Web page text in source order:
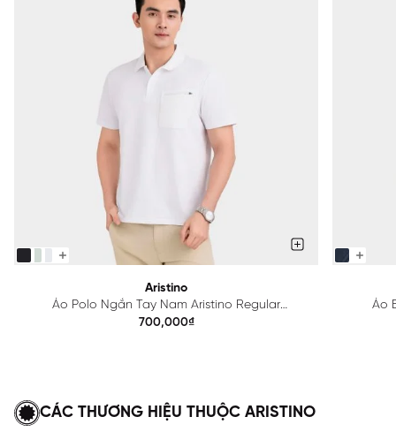
Aristino
Áo Polo Ngắn Tay Nam Aristino Regular
APS615EDP01
700,000₫
Áo
CÁC THƯƠNG HIỆU THUỘC ARISTINO